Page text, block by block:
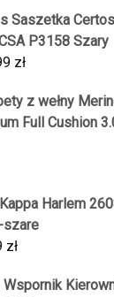
Saszetka
P3158 Szary
zł
z wełny
Full Cushion
Harlem
szare
zł
Wspornik